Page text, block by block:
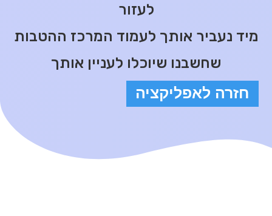
לעזור
מיד נעביר אותך לעמוד המרכז ההטבות
שחשבנו שיוכלו לעניין אותך
חזרה לאפליקציה